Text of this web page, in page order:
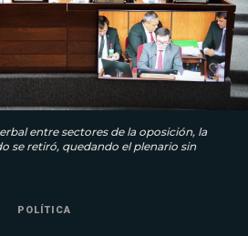
entre sectores de la oposición, la
se retiró, quedando el plenario sin
POLÍTICA